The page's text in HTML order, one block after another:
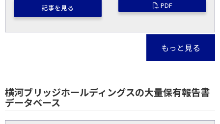
記事を見る PDF
もっと見る
横河ブリッジホールディングスの大量保有報告書
データベース